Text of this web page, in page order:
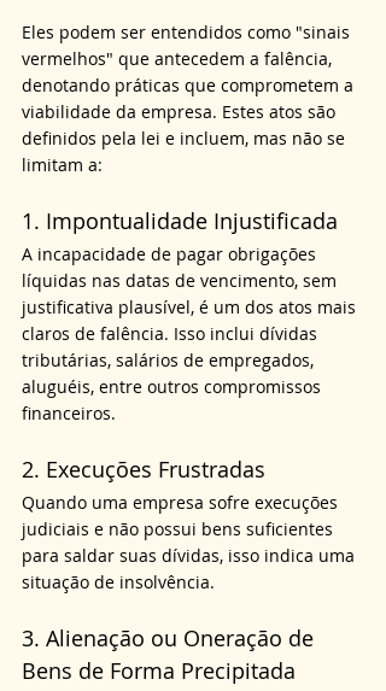
Eles podem ser entendidos como "sinais
vermelhos" que antecedem a falência,
denotando práticas que comprometem a
viabilidade da empresa. Estes atos são
definidos pela lei e incluem, mas não se
limitam a:
1. Impontualidade Injustificada
A incapacidade de pagar obrigações
líquidas nas datas de vencimento, sem
justificativa plausível, é um dos atos mais
claros de falência. Isso inclui dívidas
tributárias, salários de empregados,
aluguéis, entre outros compromissos
financeiros.
2. Execuções Frustradas
Quando uma empresa sofre execuções
judiciais e não possui bens suficientes
para saldar suas dívidas, isso indica uma
situação de insolvência.
3. Alienação ou Oneração de
Bens de Forma Precipitada